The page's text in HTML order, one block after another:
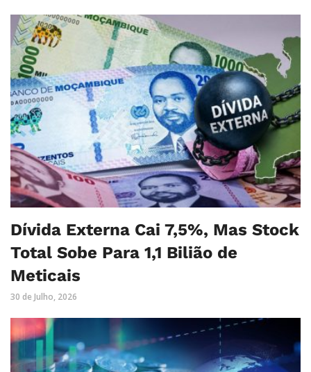
Dívida Externa Cai 7,5%, Mas Stock
Total Sobe Para 1,1 Bilião de
Meticais
30 de Julho, 2026